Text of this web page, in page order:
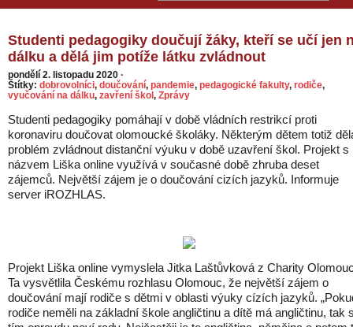
Studenti pedagogiky doučují žáky, kteří se učí jen
dálku a dělá jim potíže látku zvládnout
pondělí 2. listopadu 2020 ·
Štítky: dobrovolníci, doučování, pandemie, pedagogické fakulty, rodiče,
vyučování na dálku, zavření škol, Zprávy
Studenti pedagogiky pomáhají v době vládních restrikcí proti
koronaviru doučovat olomoucké školáky. Některým dětem totiž
problém zvládnout distanční výuku v době uzavření škol. Projekt s
názvem Liška online využívá v současné době zhruba deset
zájemců. Největší zájem je o doučování cizích jazyků. Informuje
server iROZHLAS.
Projekt Liška online vymyslela Jitka Laštůvková z Charity
Ta vysvětlila Českému rozhlasu Olomouc, že největší zájem o
doučování mají rodiče s dětmi v oblasti výuky cízích jazyků.
rodiče neměli na základní škole angličtinu a dítě má angličtinu, tak